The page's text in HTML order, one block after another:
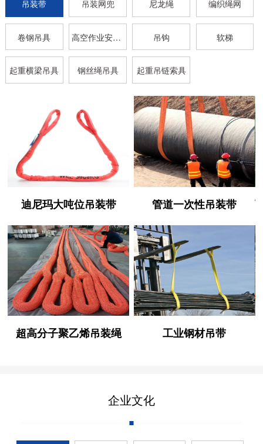
吊装带 吊装网兜 尼龙绳 编织绳网
卷钢吊具 高空作业安全带 吊钩 软梯
起重横梁吊具 钢丝绳吊具 起重吊链索具
迪尼玛大吨位吊装带 管道一次性吊装带
超高分子聚乙烯吊装绳 工业钢材吊带
企业文化